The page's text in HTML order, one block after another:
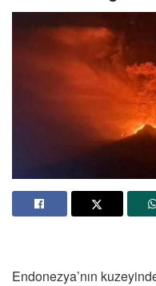
Endonezya’nın